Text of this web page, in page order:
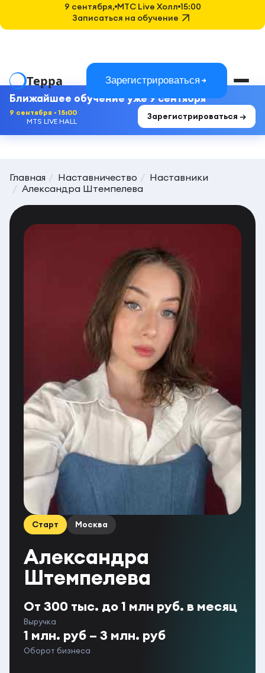
Терра Зарегистрироваться
Ближайшее обучение уже 9 сентября
9 сентября · 15:00
MTS LIVE HALL
Зарегистрироваться →
Главная Наставничество
Наставники
Александра Штемпелева
Старт Москва
Александра
Штемпелева
От 300 тыс. до 1 млн руб. в месяц
Выручка
1 млн. руб – 3 млн. руб
Оборот бизнеса
9 сентября, MTC Live Холл 15:00
Записаться на обучение